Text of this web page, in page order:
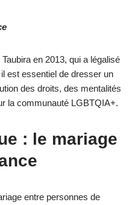
en 2013, qui a légalisé
est essentiel de dresser un
des droits, des mentalités
la communauté LGBTQIA+.
: le mariage
entre personnes de